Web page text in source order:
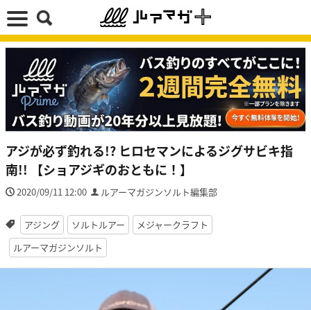
アジが必ず釣れる!? ヒロセマンによるジグサビキ指
南!! 【ショアジギのおともに！】
2020/09/11 12:00 ルアーマガジンソルト編集部
アジング ソルトルアー
メジャークラフト
ルアーマガジンソルト